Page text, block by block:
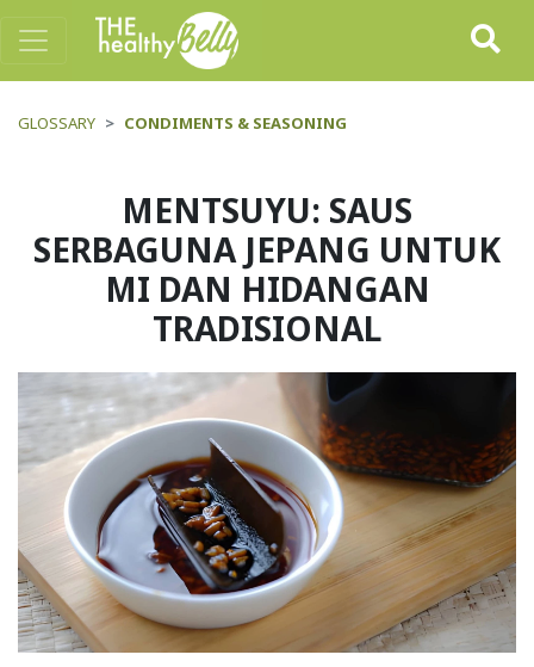
GLOSSARY CONDIMENTS & SEASONING
MENTSUYU: SAUS
SERBAGUNA JEPANG UNTUK
MI DAN HIDANGAN
TRADISIONAL